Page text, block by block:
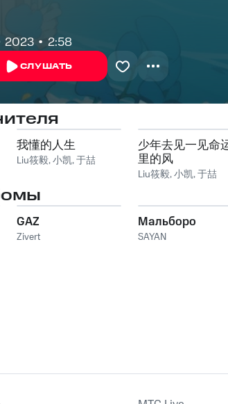
2023 2:58
СЛУШАТЬ
我懂的人生
Liu筱毅,小凯,于喆
少年去见一见命
里的风
Liu筱毅,小凯,于喆
GAZ
Zivert
Мальборо
SAYAN